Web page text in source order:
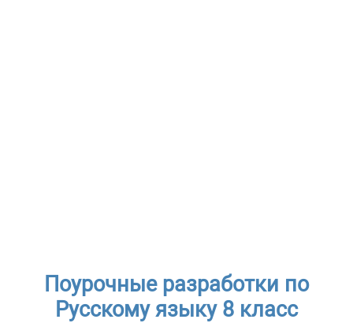
Поурочные разработки по
Русскому языку 8 класс